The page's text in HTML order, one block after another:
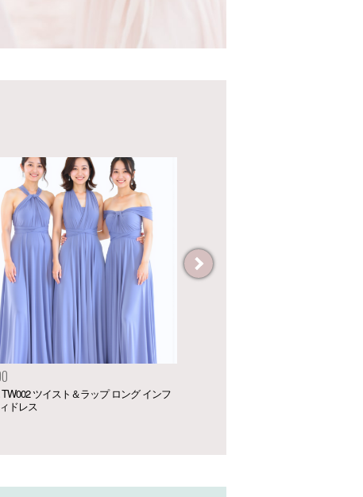
Chelsea Designs フルオーダードレス